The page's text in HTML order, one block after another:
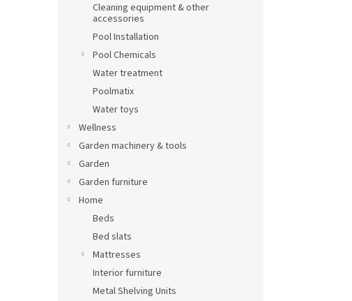
Cleaning equipment & other
accessories
Pool Installation
Pool Chemicals
Water treatment
Poolmatix
Water toys
Wellness
Garden machinery & tools
Garden
Garden furniture
Home
Beds
Bed slats
Mattresses
Interior furniture
Metal Shelving Units